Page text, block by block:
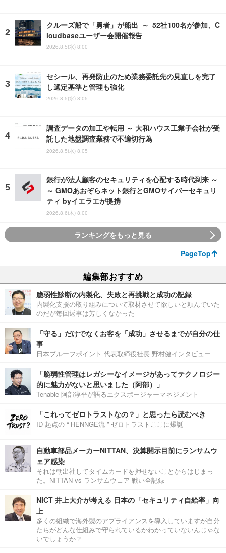
クルーズ船で「勇者」が船出 ～ 52社100名が参加、C
loudbaseユーザー会開催報告
2026.8.5(水) 8:00
セシール、再発防止のため業務委託先の見直しを完了
し選定基準と管理も強化
2026.8.5(水) 8:05
調査データの加工や転用 ～ 大和ハウス工業子会社が受
託した地盤調査業務で不適切行為
2026.8.5(水) 8:05
銀行が法人顧客のセキュリティを心配する時代到来 ～
～ GMOあおぞらネット銀行とGMOサイバーセキュリ
ティ byイエラエが提携
2026.8.6(木) 8:00
ランキングをもっと見る
PageTop
編集部おすすめ
脆弱性診断の内製化、失敗と再挑戦と成功の記録
内製化支援の取り組みについて取材させて欲しいと頼んでいた
のだが毎回返事は芳しくなかった
「守る」だけでなくお客を「成功」させるまでが自分の仕
事
日本プルーフポイント 代表取締役社長 野村健インタビュー
「脆弱性管理はレガシーなイメージがあってテクノロジー
的に魅力がないと思いました（阿部）」
Tenable 阿部淳平が語るエクスポージャーマネジメント
「これってゼロトラストなの？」と思ったら読むべき
ID 起点の “ HENNGE流 ” ゼロトラストここに爆誕
自動車部品メーカーNITTAN、決算開示目前にランサムウ
ェア感染
それは朝出社してタイムカードを押せないことからはじまっ
た。NITTAN vs ランサムウェア 戦い全記録
NICT 井上大介が考える 日本の「セキュリティ自給率」向
上
多くの組織で海外製のアプライアンスを導入していますが自分
たちがどんな仕組みで守られているかわかっていないんじゃな
いでしょうか？